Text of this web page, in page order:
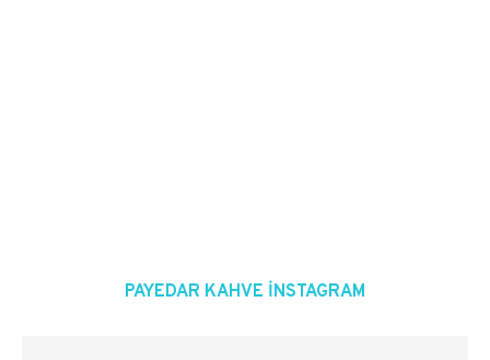
PAYEDAR KAHVE INSTAGRAM